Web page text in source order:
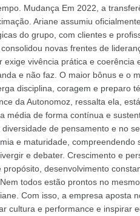
Mudança Em 2022, a
Ariane assumiu
do grupo, com clientes e
novas frentes de
vivência prática e coerência
e não faz. O maior bônus e o
disciplina, coragem e preparo
da Autonomoz, ressalta ela,
média de forma contínua e
de pensamento e no
e maturidade, compreendendo
e debater. Crescimento e
desenvolvimento
todos estão prontos no
Com isso, a empresa aposta
cultura e performance e inspirar